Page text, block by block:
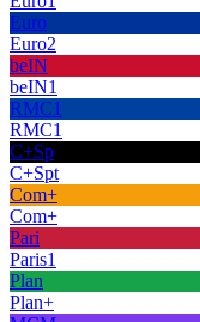
Euro
Euro2
beIN
beIN1
RMC1
RMC1
C+Sp
C+Spt
Com+
Com+
Pari
Paris1
Plan
Plan+